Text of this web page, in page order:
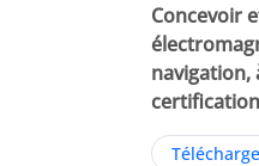
Concevoir
navigation,